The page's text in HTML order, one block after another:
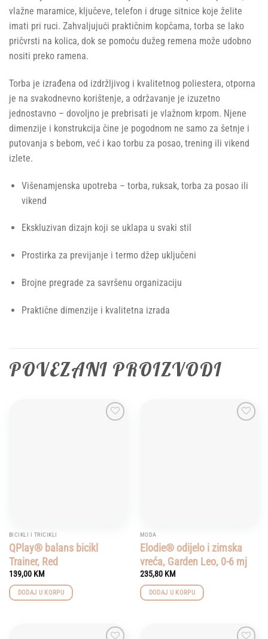
vlažne maramice, ključeve, telefon i druge sitnice koje želite
imati pri ruci. Zahvaljujući praktičnim kopčama, torba se lako
pričvrsti na kolica, dok se pomoću dužeg remena može udobno
nositi preko ramena.
Torba je izrađena od izdržljivog i kvalitetnog poliestera, otporna
je na svakodnevno korištenje, a održavanje je izuzetno
jednostavno – dovoljno je prebrisati je vlažnom krpom. Njene
dimenzije i konstrukcija čine je pogodnom ne samo za šetnje i
putovanja s bebom, već i kao torbu za posao, trening ili vikend
izlete.
Višenamjenska upotreba – torba, ruksak, torba za posao ili
vikend
Ekskluzivan dizajn koji se uklapa u svaki stil
Prostirka za previjanje i termo džep uključeni
Brojne pregrade za savršenu organizaciju
Praktične dimenzije i kvalitetna izrada
POVEZANI PROIZVODI
BICIKLI I TRICIKLI
QPlay® balans bicikl
Trainer, Red
139,00 KM
DODAJ U KORPU
MODA
Elodie® odijelo i zimska
vreća, Garden Leo, 0-6 mj
235,80 KM
DODAJ U KORPU